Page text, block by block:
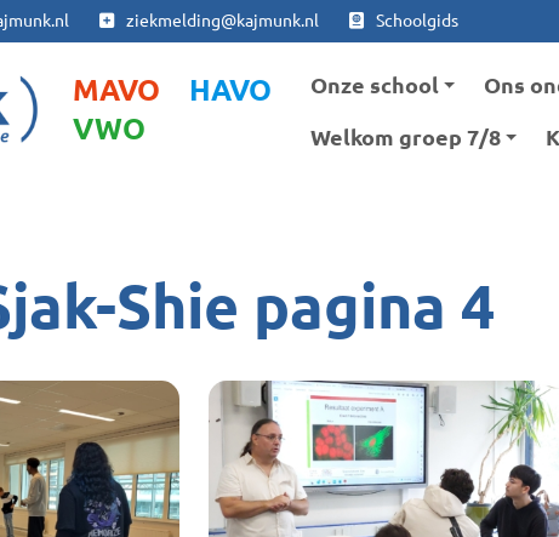
Ga naar
Ga naar footer
ziekmelding@kajmunk.nl Schoolgids
MAVO
HAVO
VWO
Onze school Ons
Welkom groep 7/8
Shie pagina 4